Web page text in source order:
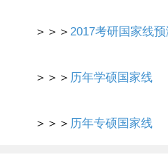
＞＞＞ 2017考研国家线预
＞＞＞ 历年学硕国家线
＞＞＞ 历年专硕国家线